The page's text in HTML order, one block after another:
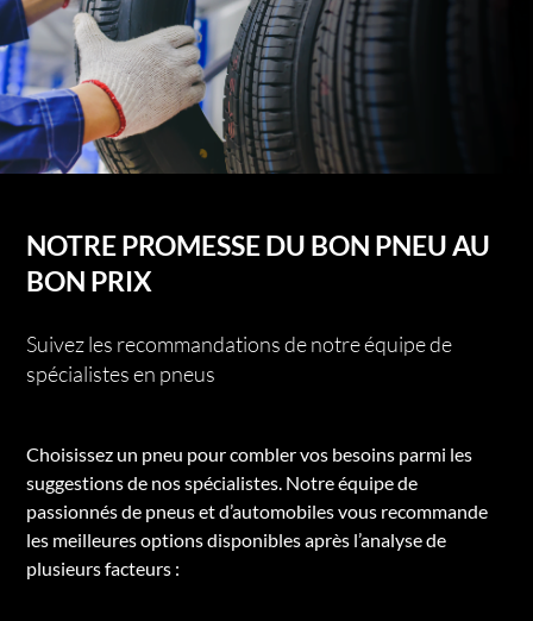
NOTRE PROMESSE DU BON PNEU AU
BON PRIX
Suivez les recommandations de notre équipe de
spécialistes en pneus
Choisissez un pneu pour combler vos besoins parmi les
suggestions de nos spécialistes. Notre équipe de
passionnés de pneus et d’automobiles vous recommande
les meilleures options disponibles après l’analyse de
plusieurs facteurs :